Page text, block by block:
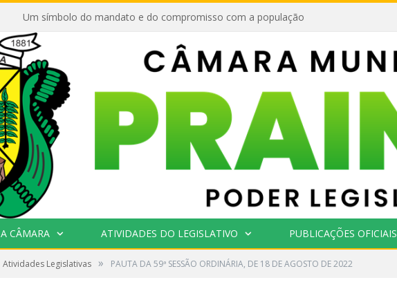
Um símbolo do mandato e do compromisso com a população
A CÂMARA ATIVIDADES DO LEGISLATIVO PUBLICAÇÕES OFICIAIS
Atividades Legislativas » PAUTA DA 59ª SESSÃO ORDINÁRIA, DE 18 DE AGOSTO DE 2022